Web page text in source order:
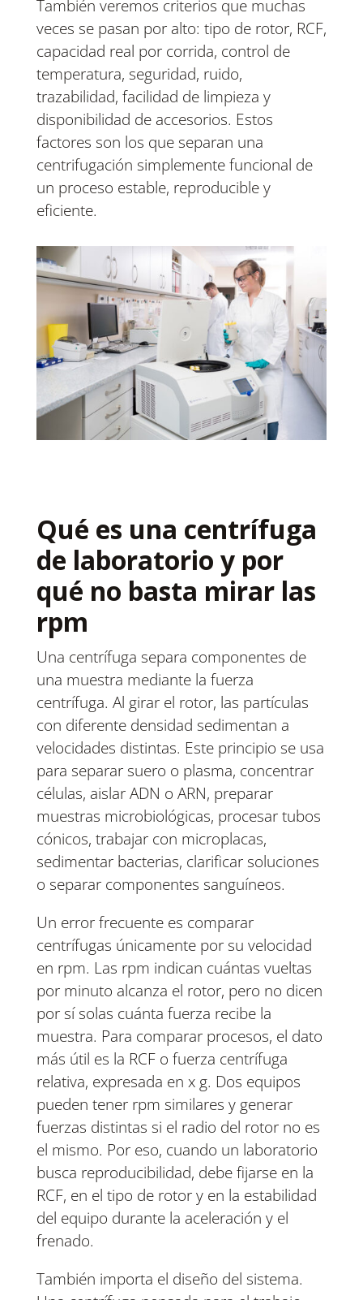
También veremos criterios que muchas
veces se pasan por alto: tipo de rotor, RCF,
capacidad real por corrida, control de
temperatura, seguridad, ruido,
trazabilidad, facilidad de limpieza y
disponibilidad de accesorios. Estos
factores son los que separan una
centrifugación simplemente funcional de
un proceso estable, reproducible y
eficiente.
Qué es una centrífuga
de laboratorio y por
qué no basta mirar las
rpm
Una centrífuga separa componentes de
una muestra mediante la fuerza
centrífuga. Al girar el rotor, las partículas
con diferente densidad sedimentan a
velocidades distintas. Este principio se usa
para separar suero o plasma, concentrar
células, aislar ADN o ARN, preparar
muestras microbiológicas, procesar tubos
cónicos, trabajar con microplacas,
sedimentar bacterias, clarificar soluciones
o separar componentes sanguíneos.
Un error frecuente es comparar
centrífugas únicamente por su velocidad
en rpm. Las rpm indican cuántas vueltas
por minuto alcanza el rotor, pero no dicen
por sí solas cuánta fuerza recibe la
muestra. Para comparar procesos, el dato
más útil es la RCF o fuerza centrífuga
relativa, expresada en x g. Dos equipos
pueden tener rpm similares y generar
fuerzas distintas si el radio del rotor no es
el mismo. Por eso, cuando un laboratorio
busca reproducibilidad, debe fijarse en la
RCF, en el tipo de rotor y en la estabilidad
del equipo durante la aceleración y el
frenado.
También importa el diseño del sistema.